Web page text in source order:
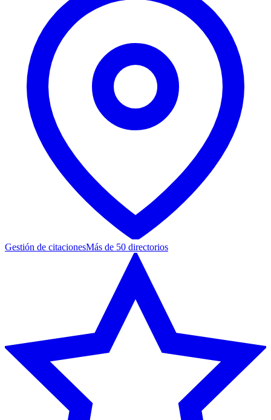
Gestión de citacionesMás de 50 directorios